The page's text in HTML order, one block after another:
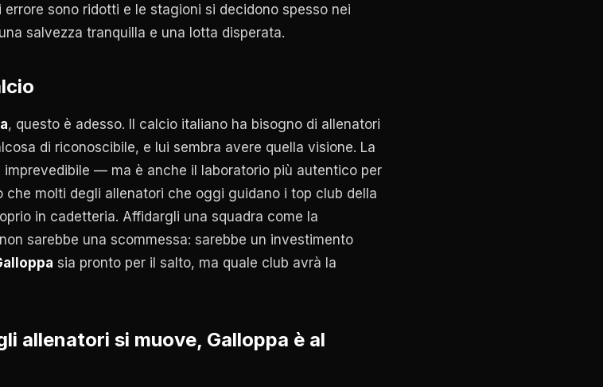
sono ridotti e le stagioni si decidono spesso nei
salvezza tranquilla e una lotta disperata.
, questo è adesso. Il calcio italiano ha bisogno di allenatori
di riconoscibile, e lui sembra avere quella visione. La
— ma è anche il laboratorio più autentico per
molti degli allenatori che oggi guidano i top club della
in cadetteria. Affidargli una squadra come la
sarebbe una scommessa: sarebbe un investimento
sia pronto per il salto, ma quale club avrà la
allenatori si muove, Galloppa è al